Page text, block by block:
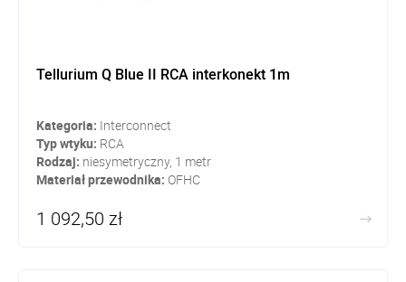
Tellurium Q Blue II RCA interkonekt 1m
Kategoria: Interconnect
Typ wtyku: RCA
Rodzaj: niesymetryczny, 1 metr
Materiał przewodnika: OFHC
1 092,50 zł